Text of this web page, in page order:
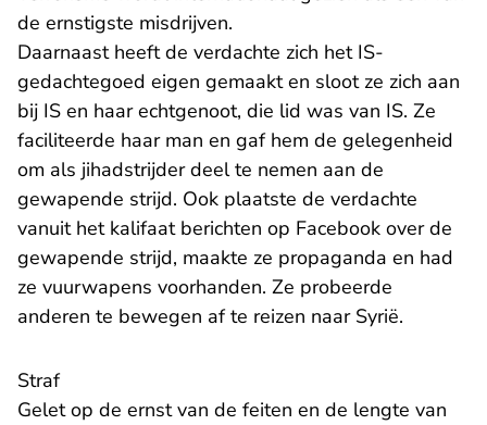
de ernstigste misdrijven.
Daarnaast heeft de verdachte zich het IS-
gedachtegoed eigen gemaakt en sloot ze zich aan
bij IS en haar echtgenoot, die lid was van IS. Ze
faciliteerde haar man en gaf hem de gelegenheid
om als jihadstrijder deel te nemen aan de
gewapende strijd. Ook plaatste de verdachte
vanuit het kalifaat berichten op Facebook over de
gewapende strijd, maakte ze propaganda en had
ze vuurwapens voorhanden. Ze probeerde
anderen te bewegen af te reizen naar Syrië.
Straf
Gelet op de ernst van de feiten en de lengte van